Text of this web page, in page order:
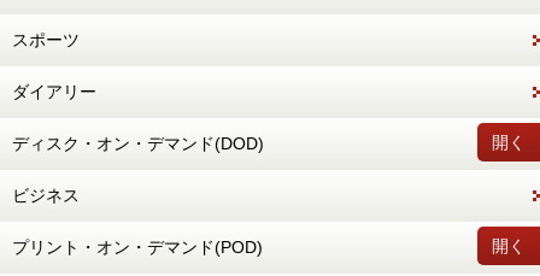
スポーツ
ダイアリー
開く
ディスク・オン・デマンド(DOD)
ビジネス
開く
プリント・オン・デマンド(POD)